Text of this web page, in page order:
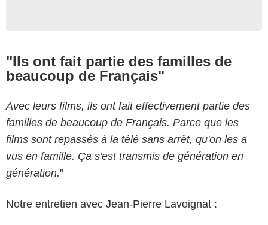
"Ils ont fait partie des familles de
beaucoup de Français"
Avec leurs films, ils ont fait effectivement partie des
familles de beaucoup de Français. Parce que les
films sont repassés à la télé sans arrêt, qu'on les a
vus en famille. Ça s'est transmis de génération en
génération."
Notre entretien avec Jean-Pierre Lavoignat :